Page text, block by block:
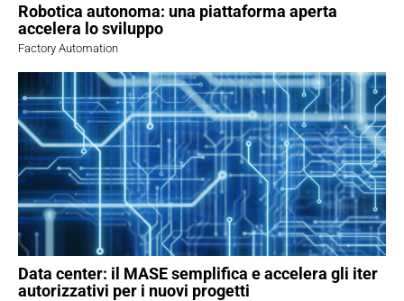
Robotica autonoma: una piattaforma aperta
accelera lo sviluppo
Factory Automation
Data center: il MASE semplifica e accelera gli iter
autorizzativi per i nuovi progetti